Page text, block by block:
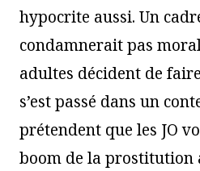
hypocrite aussi. Un
condamnerait pas
adultes décident de
s’est passé dans un
prétendent que les JO
boom de la prostitution